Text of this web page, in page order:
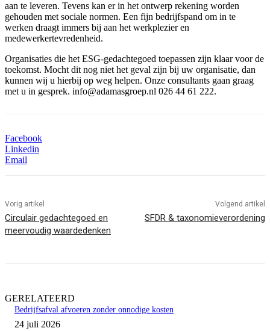
aan te leveren. Tevens kan er in het ontwerp rekening worden
gehouden met sociale normen. Een fijn bedrijfspand om in te
werken draagt immers bij aan het werkplezier en
medewerkertevredenheid.
Organisaties die het ESG-gedachtegoed toepassen zijn klaar voor de
toekomst. Mocht dit nog niet het geval zijn bij uw organisatie, dan
kunnen wij u hierbij op weg helpen. Onze consultants gaan graag
met u in gesprek. info@adamasgroep.nl 026 44 61 222.
Facebook
Linkedin
Email
Vorig artikel
Circulair gedachtegoed en
meervoudig waardedenken
Volgend artikel
SFDR & taxonomieverordening
GERELATEERD
Bedrijfsafval afvoeren zonder onnodige kosten
24 juli 2026